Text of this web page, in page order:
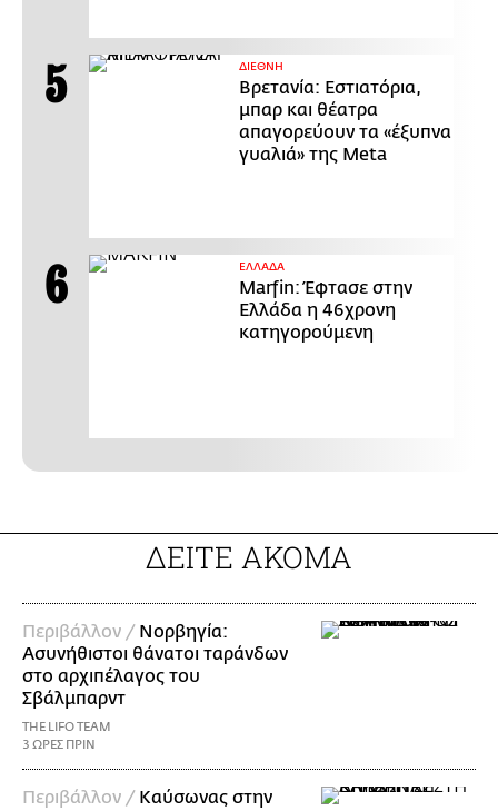
ΔΙΕΘΝΗ
Βρετανία: Εστιατόρια,
μπαρ και θέατρα
απαγορεύουν τα «έξυπνα
γυαλιά» της Meta
ΕΛΛΑΔΑ
Marfin: Έφτασε στην
Ελλάδα η 46χρονη
κατηγορούμενη
ΔΕΙΤΕ ΑΚΟΜΑ
Περιβάλλον / Νορβηγία:
Ασυνήθιστοι θάνατοι ταράνδων
στο αρχιπέλαγος του
Σβάλμπαρντ
THE LIFO TEAM
3 ΩΡΕΣ ΠΡΙΝ
Περιβάλλον / Καύσωνας στην